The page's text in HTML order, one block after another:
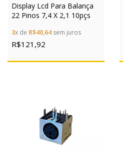
Display Lcd Para Balança
22 Pinos 7,4 X 2,1 10pçs
3x de R$40,64 sem juros
R$121,92